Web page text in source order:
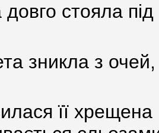
стояла
зникла з очей,
її